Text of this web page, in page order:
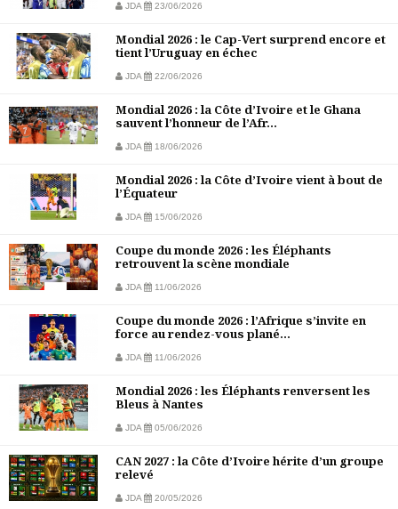
JDA 23/06/2026
Mondial 2026 : le Cap-Vert surprend encore et
tient l’Uruguay en échec
JDA 22/06/2026
Mondial 2026 : la Côte d’Ivoire et le Ghana
sauvent l’honneur de l’Afr...
JDA 18/06/2026
Mondial 2026 : la Côte d’Ivoire vient à bout de
l’Équateur
JDA 15/06/2026
Coupe du monde 2026 : les Éléphants
retrouvent la scène mondiale
JDA 11/06/2026
Coupe du monde 2026 : l’Afrique s’invite en
force au rendez-vous plané...
JDA 11/06/2026
Mondial 2026 : les Éléphants renversent les
Bleus à Nantes
JDA 05/06/2026
CAN 2027 : la Côte d’Ivoire hérite d’un groupe
relevé
JDA 20/05/2026